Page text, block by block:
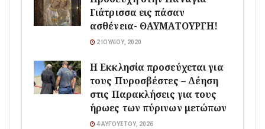
Γιάτρισσα εις πάσαν
ασθένεια- ΘΑΥΜΑΤΟΥΡΓΗ!
2 ΙΟΥΛΊΟΥ, 2020
Η Εκκλησία προσεύχεται για
τους Πυροσβέστες – Δέηση
στις Παρακλήσεις για τους
ήρωες των πύρινων μετώπων
4 ΑΥΓΟΎΣΤΟΥ, 2026